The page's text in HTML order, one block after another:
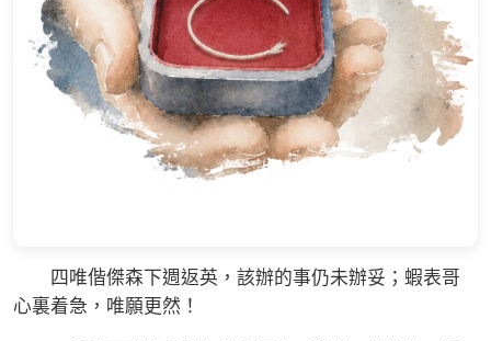
四唯偕傑森下週返英，該辦的事仍未辦妥；蝦表哥
心裏着急，唯願更然！